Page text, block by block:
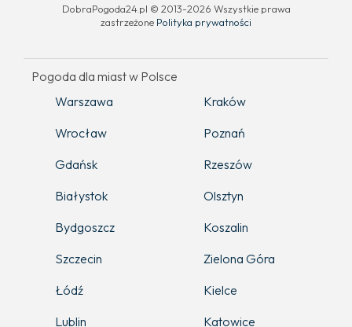
DobraPogoda24.pl © 2013-2026 Wszystkie prawa
zastrzeżone Polityka prywatności
Pogoda dla miast w Polsce
Warszawa
Kraków
Wrocław
Poznań
Gdańsk
Rzeszów
Białystok
Olsztyn
Bydgoszcz
Koszalin
Szczecin
Zielona Góra
Łódź
Kielce
Lublin
Katowice